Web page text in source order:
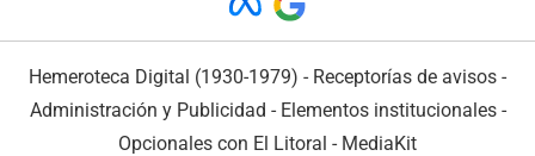
Hemeroteca Digital (1930-1979) - Receptorías de avisos -
Administración y Publicidad - Elementos institucionales-
Opcionales con El Litoral - MediaKit